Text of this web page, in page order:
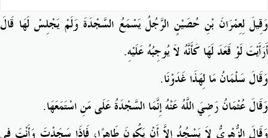
وَقِيلَ لِعِمْرَانَ بْنِ حُصَيْنٍ الرَّجُلُ يَسْمَعُ السَّجْدَةَ وَلَمْ يَجْلِسْ لَهَا قَالَ
أَرَأَيْتَ لَوْ قَعَدَ لَهَا كَأَنَّهُ لاَ يُوجِبُهُ عَلَيْهِ.
وَقَالَ سَلْمَانُ مَا لِهَذَا غَدَوْنَا.
وَقَالَ عُثْمَانُ رَضِيَ اللَّهُ عَنْهُ إِنَّمَا السَّجْدَةُ عَلَى مَنِ اسْتَمَعَهَا.